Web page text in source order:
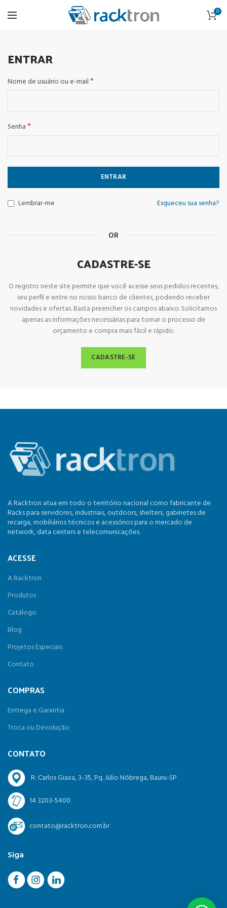
0
ENTRAR
Nome de usuário ou e-mail*
Senha*
ENTRAR
Esqueceu sua senha?
Lembrar-me
OR
CADASTRE-SE
O registro neste site permite que você acesse seus pedidos recentes,
seu perfil e entre no nosso banco de clientes, podendo receber
novidades e ofertas. Basta preencher os campos abaixo. Solicitamos
apenas as informações necessárias para tornar o processo de
orçamento e compra mais fácil e rápido.
CADASTRE-SE
A Racktron atua em todo o território nacional como fabricante de
Racks para servidores, industriais, outdoors, shelters, gabinetes de
recarga, mobiliários técnicos e acessórios para o mercado de
network, data centers e telecomunicações.
ACESSE
A Racktron
Produtos
Catálogo
Blog
Projetos Especiais
Contato
COMPRAS
Entrega e Garantia
Troca ou Devolução
CONTATO
R: Carlos Giaxa, 3-35, Pq. Júlio Nóbrega, Bauru-SP
14 3203-5400
contato@racktron.com.br
Siga